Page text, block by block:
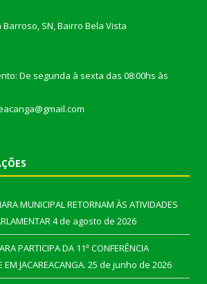
Barroso, SN, Bairro Bela Vista
De segunda à sexta das 08:00hs às
MUNICIPAL RETORNAM ÀS ATIVIDADES
4 de agosto de 2026
PARTICIPA DA 11ª CONFERÊNCIA
JACAREACANGA. 25 de junho de 2026